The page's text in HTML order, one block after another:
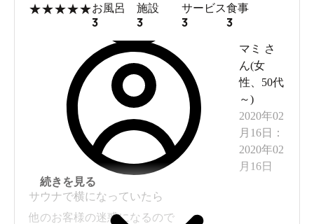
★★★★★お風呂
3
施設
3
サービス
3
食事
3
マミ
さ
ん(女
性
50代
～)
2020年02
月16日
：
2020年02
月16日
サウナで横になっていたら
他のお客様の迷惑になるので
続きを見る